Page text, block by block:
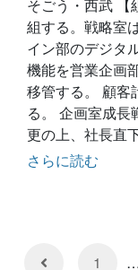
そごう・西武 【
組する。戦略室
イン部のデジタ
機能を営業企画
移管する。 顧客
る。 企画室成
更の上、社長直
さらに読む
1